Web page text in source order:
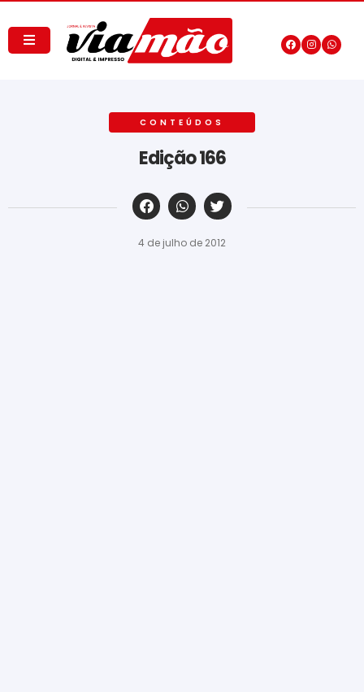
CONTEÚDOS
Edição 166
‎ ‎ ‎ ‎ ‎ ‎ ‎ ‎ ‎ ‎ ‎ ‎ ‎ ‎ ‎ ‎ ‎ ‎ ‎ ‎ ‎ ‎ ‎ ‎ ‎ ‎ ‎ ‎ ‎ ‎ ‎
4 de julho de 2012